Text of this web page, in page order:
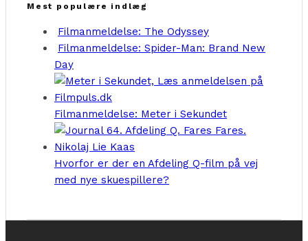
Mest populære indlæg
Filmanmeldelse: The Odyssey
Filmanmeldelse: Spider-Man: Brand New
Day
Filmanmeldelse: Meter i Sekundet
Hvorfor er der en Afdeling Q-film på vej
med nye skuespillere?